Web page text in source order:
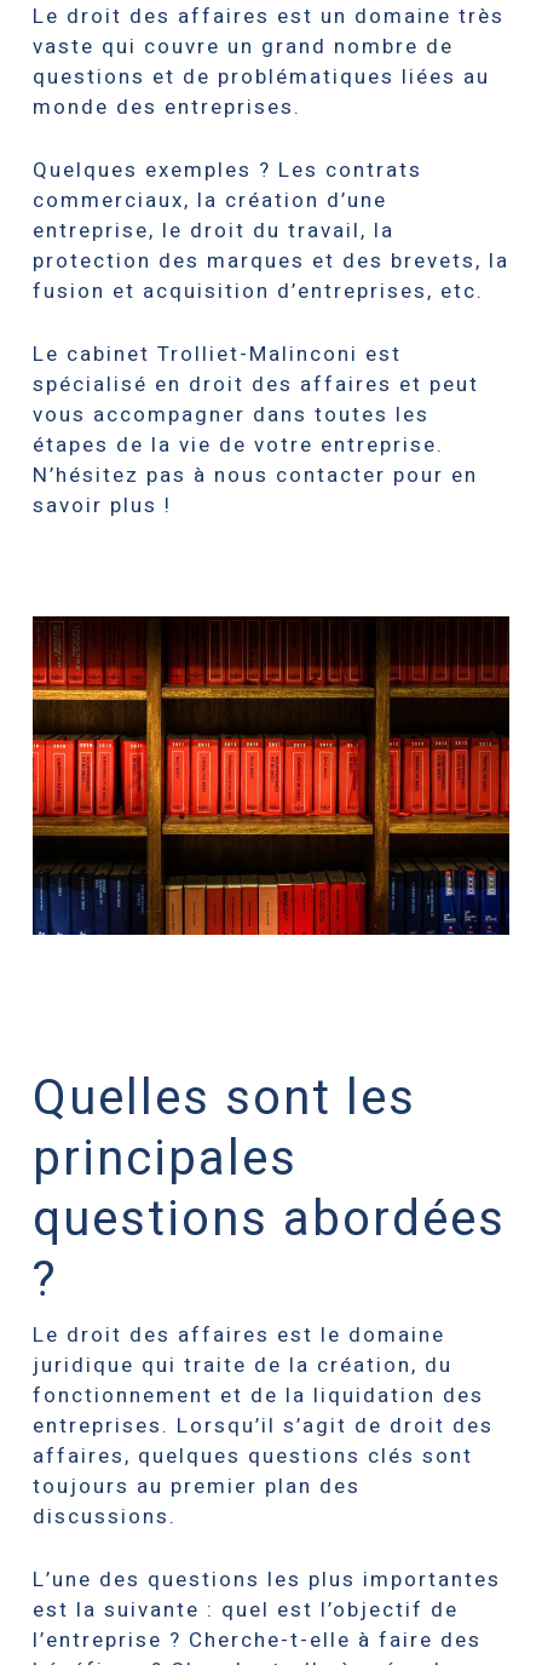
Le droit des affaires est un domaine très
vaste qui couvre un grand nombre de
questions et de problématiques liées au
monde des entreprises.
Quelques exemples ? Les contrats
commerciaux, la création d’une
entreprise, le droit du travail, la
protection des marques et des brevets, la
fusion et acquisition d’entreprises, etc.
Le cabinet Trolliet-Malinconi est
spécialisé en droit des affaires et peut
vous accompagner dans toutes les
étapes de la vie de votre entreprise.
N’hésitez pas à nous contacter pour en
savoir plus !
Quelles sont les
principales
questions abordées
?
Le droit des affaires est le domaine
juridique qui traite de la création, du
fonctionnement et de la liquidation des
entreprises. Lorsqu’il s’agit de droit des
affaires, quelques questions clés sont
toujours au premier plan des
discussions.
L’une des questions les plus importantes
est la suivante : quel est l’objectif de
l’entreprise ? Cherche-t-elle à faire des